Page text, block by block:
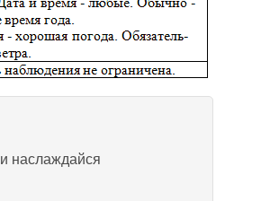
и наслаждайся